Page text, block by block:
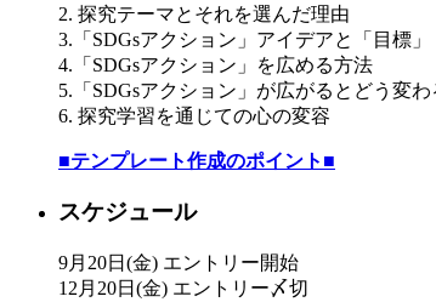
2. 探究テーマとそれを選んだ理由
3.「SDGsアクション」アイデアと「目標」
4.「SDGsアクション」を広める方法
5.「SDGsアクション」が広がるとどう変
6. 探究学習を通じての心の変容
■テンプレート作成のポイン ト■
スケジュール
9月20日(金) エントリー開始
12月20日(金) エントリー〆切